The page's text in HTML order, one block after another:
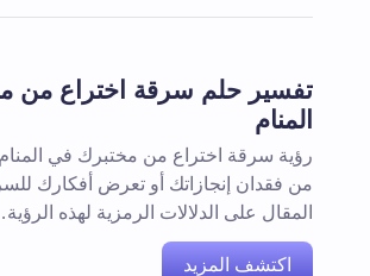
تفسير حلم سرقة اختراع من
المنام
رؤية سرقة اختراع من مختبرك في
من فقدان إنجازاتك أو تعرض أفكارك
المقال على الدلالات الرمزية لهذه
اكتشف المزيد